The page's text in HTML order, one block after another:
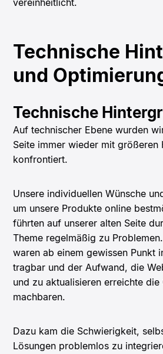
vereinheitlicht.
Technische
und
Technische
Auf technischer Ebene wurden
Seite immer wieder mit größeren
konfrontiert.
Unsere individuellen Wünsche
um unsere Produkte online
führten auf unserer alten Seite
Theme regelmäßig zu
waren ab einem gewissen Punkt
tragbar und der Aufwand, die
und zu aktualisieren erreichte die
machbaren.
Dazu kam die Schwierigkeit,
Lösungen problemlos zu